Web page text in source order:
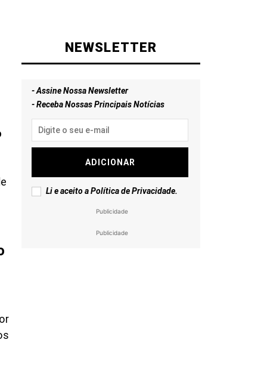
NEWSLETTER
- Assine Nossa Newsletter
- Receba Nossas Principais Notícias
ADICIONAR
Li e aceito aPolítica de Privacidade.
Publicidade
Publicidade